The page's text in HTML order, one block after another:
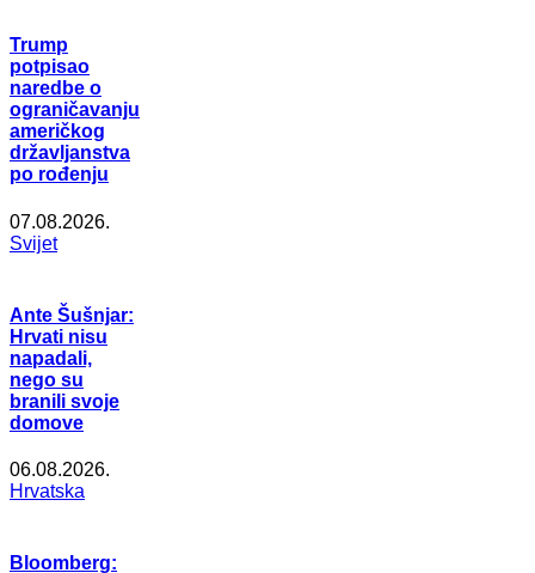
Trump
potpisao
naredbe o
ograničavanju
američkog
državljanstva
po rođenju
07.08.2026.
Svijet
Ante Šušnjar:
Hrvati nisu
napadali,
nego su
branili svoje
domove
06.08.2026.
Hrvatska
Bloomberg: